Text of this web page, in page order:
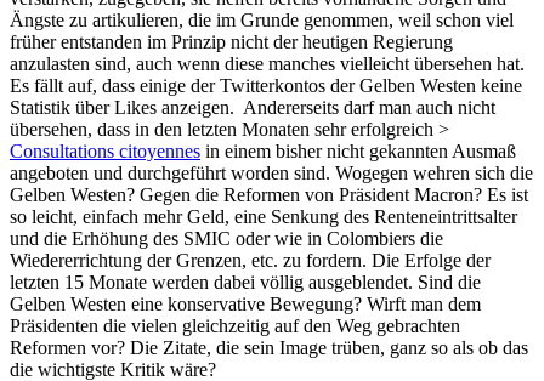
Ängste zu artikulieren, die im Grunde genommen, weil schon viel
früher entstanden im Prinzip nicht der heutigen Regierung
anzulasten sind, auch wenn diese manches vielleicht übersehen hat.
Es fällt auf, dass einige der Twitterkontos der Gelben Westen keine
Statistik über Likes anzeigen. Andererseits darf man auch nicht
übersehen, dass in den letzten Monaten sehr erfolgreich >
Consultations citoyennes in einem bisher nicht gekannten Ausmaß
angeboten und durchgeführt worden sind. Wogegen wehren sich die
Gelben Westen? Gegen die Reformen von Präsident Macron? Es ist
so leicht, einfach mehr Geld, eine Senkung des Renteneintrittsalter
und die Erhöhung des SMIC oder wie in Colombiers die
Wiedererrichtung der Grenzen, etc. zu fordern. Die Erfolge der
letzten 15 Monate werden dabei völlig ausgeblendet. Sind die
Gelben Westen eine konservative Bewegung? Wirft man dem
Präsidenten die vielen gleichzeitig auf den Weg gebrachten
Reformen vor? Die Zitate, die sein Image trüben, ganz so als ob das
die wichtigste Kritik wäre?